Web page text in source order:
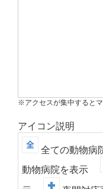
※アクセスが集中すると
アイコン説明
全ての動物
動物病院を表示